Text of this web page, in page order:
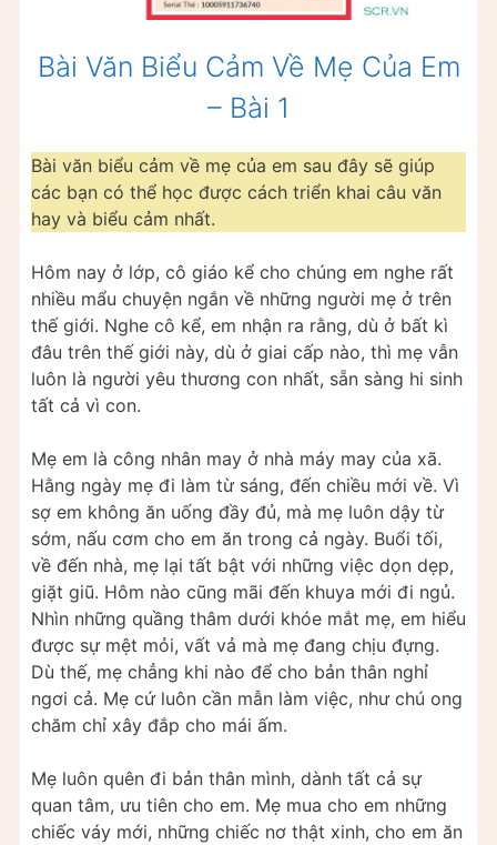
Bài Văn Biểu Cảm Về Mẹ Của Em
– Bài 1
Bài văn biểu cảm về mẹ của em sau đây sẽ giúp
các bạn có thể học được cách triển khai câu văn
hay và biểu cảm nhất.
Hôm nay ở lớp, cô giáo kể cho chúng em nghe rất
nhiều mẩu chuyện ngắn về những người mẹ ở trên
thế giới. Nghe cô kể, em nhận ra rằng, dù ở bất kì
đâu trên thế giới này, dù ở giai cấp nào, thì mẹ vẫn
luôn là người yêu thương con nhất, sẵn sàng hi sinh
tất cả vì con.
Mẹ em là công nhân may ở nhà máy may của xã.
Hằng ngày mẹ đi làm từ sáng, đến chiều mới về. Vì
sợ em không ăn uống đầy đủ, mà mẹ luôn dậy từ
sớm, nấu cơm cho em ăn trong cả ngày. Buổi tối,
về đến nhà, mẹ lại tất bật với những việc dọn dẹp,
giặt giũ. Hôm nào cũng mãi đến khuya mới đi ngủ.
Nhìn những quầng thâm dưới khóe mắt mẹ, em hiểu
được sự mệt mỏi, vất vả mà mẹ đang chịu đựng.
Dù thế, mẹ chẳng khi nào để cho bản thân nghỉ
ngơi cả. Mẹ cứ luôn cần mẫn làm việc, như chú ong
chăm chỉ xây đắp cho mái ấm.
Mẹ luôn quên đi bản thân mình, dành tất cả sự
quan tâm, ưu tiên cho em. Mẹ mua cho em những
chiếc váy mới, những chiếc nơ thật xinh, cho em ăn